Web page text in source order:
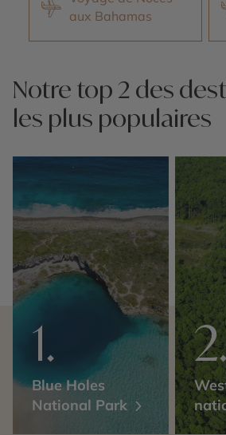
aux Bahamas
Notre top 2 des
les plus populaires
Blue Holes
National Park